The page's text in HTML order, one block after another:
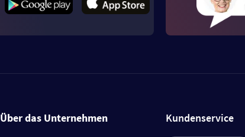
Über das Unternehmen Kundenservice